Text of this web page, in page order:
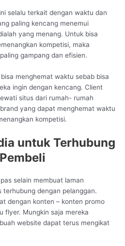
selalu terkait dengan waktu dan
paling kencang menemui
yang menang. Untuk bisa
kompetisi, maka
gampang dan efisien.
menghemat waktu sebab bisa
ingin dengan kencang. Client
situs dari rumah- rumah
yang dapat menghemat waktu
kompetisi.
untuk Terhubung
selain membuat laman
dengan pelanggan.
dengan konten – konten promo
flyer. Mungkin saja mereka
website dapat terus mengikat